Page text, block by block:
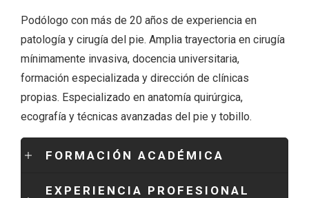
Dr Jordi Sánchez
Español
Podólogo con más de 20 años de experiencia en
patología y cirugía del pie. Amplia trayectoria en cirugía
mínimamente invasiva, docencia universitaria,
formación especializada y dirección de clínicas
propias. Especializado en anatomía quirúrgica,
ecografía y técnicas avanzadas del pie y tobillo.
FORMACIÓN ACADÉMICA
EXPERIENCIA PROFESIONAL